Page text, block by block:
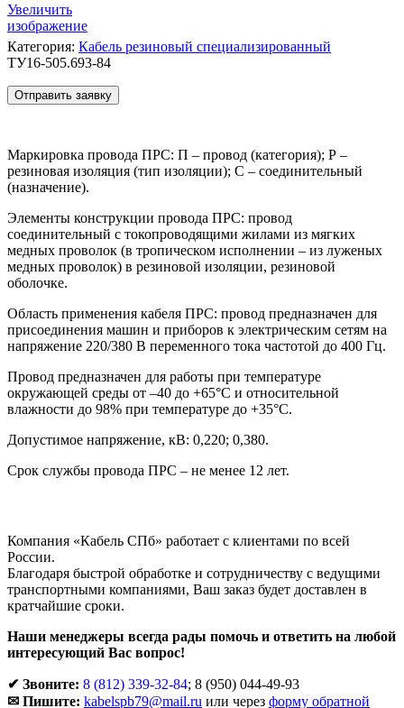
Увеличить
изображение
Категория: Кабель резиновый специализированный
ТУ16-505.693-84
Отправить заявку
Маркировка провода ПРС: П – провод (категория); Р –
резиновая изоляция (тип изоляции); С – соединительный
(назначение).
Элементы конструкции провода ПРС: провод
соединительный с токопроводящими жилами из мягких
медных проволок (в тропическом исполнении – из луженых
медных проволок) в резиновой изоляции, резиновой
оболочке.
Область применения кабеля ПРС: провод предназначен для
присоединения машин и приборов к электрическим сетям на
напряжение 220/380 В переменного тока частотой до 400 Гц.
Провод предназначен для работы при температуре
окружающей среды от –40 до +65°С и относительной
влажности до 98% при температуре до +35°С.
Допустимое напряжение, кВ: 0,220; 0,380.
Срок службы провода ПРС – не менее 12 лет.
Компания «Кабель СПб» работает с клиентами по всей
России.
Благодаря быстрой обработке и сотрудничеству с ведущими
транспортными компаниями, Ваш заказ будет доставлен в
кратчайшие сроки.
Наши менеджеры всегда рады помочь и ответить на любой
интересующий Вас вопрос!
✔ Звоните: 8 (812) 339-32-84; 8 (950) 044-49-93
✉ Пишите: kabelspb79@mail.ru или через форму обратной